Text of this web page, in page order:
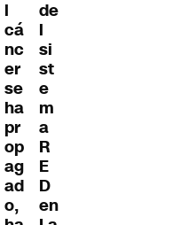
l
cá
nc
er
se
ha
pr
op
ag
ad
o,
de
l
si
st
e
m
a
R
E
D
en